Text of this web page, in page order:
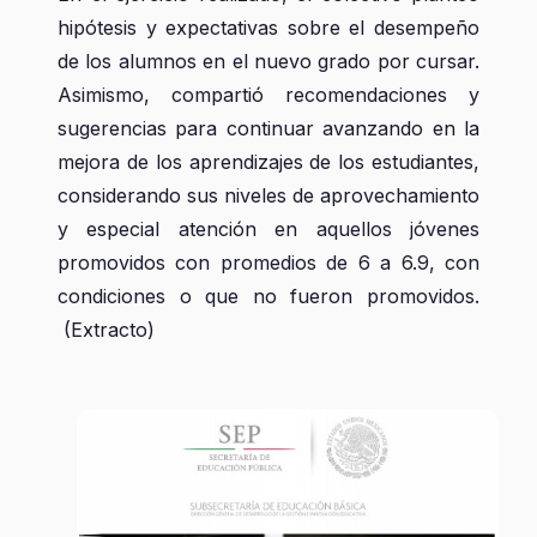
hipótesis y expectativas sobre el desempeño
de los alumnos en el nuevo grado por cursar.
Asimismo, compartió recomendaciones y
sugerencias para continuar avanzando en la
mejora de los aprendizajes de los estudiantes,
considerando sus niveles de aprovechamiento
y especial atención en aquellos jóvenes
promovidos con promedios de 6 a 6.9, con
condiciones o que no fueron promovidos.
(Extracto)